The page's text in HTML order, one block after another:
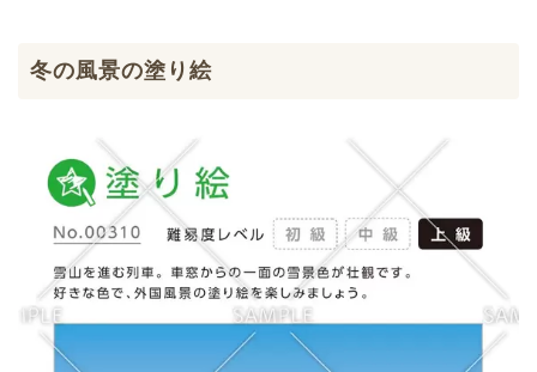
冬の風景の塗り絵